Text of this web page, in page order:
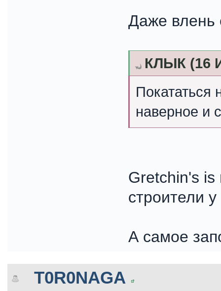
Даже влень
КЛЫК (16
Покататься
наверное и
Gretchin's is
строители
А самое
T0R0NAGA